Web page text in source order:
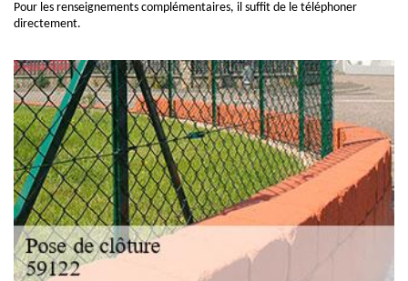
Pour les renseignements complémentaires, il suffit de le téléphoner
directement.